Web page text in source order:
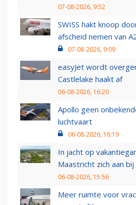
07-08-2026, 9:52
SWISS hakt knoop
afscheid nemen van
07-08-2026, 9:09
easyJet wordt
Castlelake haakt af
06-08-2026, 16:20
Apollo geen
luchtvaart
06-08-2026, 16:19
In jacht op
Maastricht zich aan bij
06-08-2026, 15:56
Meer ruimte voor